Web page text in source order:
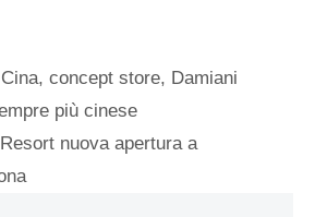
Cina,concept store, Damiani
più cinese
nuova apertura a